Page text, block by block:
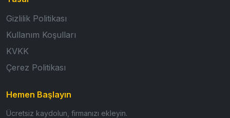
Gizlilik Politikası
Kullanım Koşulları
KVKK
Çerez Politikası
Hemen Başlayın
Ücretsiz kaydolun, firmanızı ekleyin.